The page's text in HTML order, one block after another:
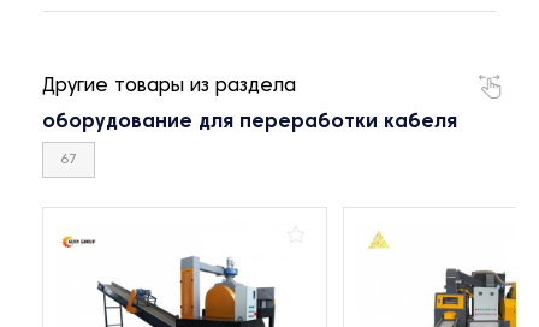
Другие товары из раздела
оборудование для переработки кабеля
67